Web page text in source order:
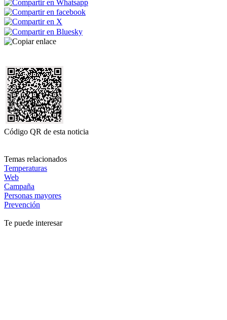
Código QR de esta noticia
Temas relacionados
Temperaturas
Web
Campaña
Personas mayores
Prevención
Te puede interesar